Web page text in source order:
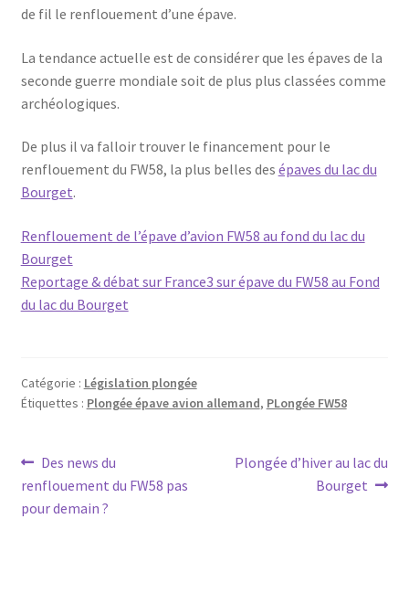
de fil le renflouement d’une épave.
La tendance actuelle est de considérer que les épaves de la
seconde guerre mondiale soit de plus plus classées comme
archéologiques.
De plus il va falloir trouver le financement pour le
renflouement du FW58, la plus belles des épaves du lac du
Bourget.
Renflouement de l’épave d’avion FW58 au fond du lac du
Bourget
Reportage & débat sur France3 sur épave du FW58 au Fond
du lac du Bourget
Catégorie : Législation plongée
Étiquettes : Plongée épave avion allemand, PLongée FW58
Navigation
de
Article
précédent :
Des news du
renflouement du FW58 pas
pour demain ?
Article
Plongée d’hiver au lac du
Bourget